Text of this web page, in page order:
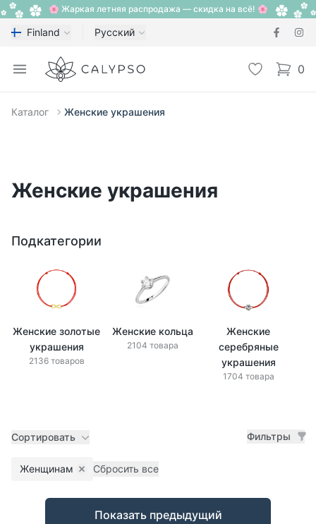
🌸 Жаркая летняя распродажа — скидка на всё! 🌸
Finland Русский
Open menu
Calypso Избранное
0
items
Каталог Женские украшения
Женские украшения
Подкатегории
Женские золотые
украшения
2136 товаров
Женские кольца
2104 товара
Женские
серебряные
украшения
1704 товара
Сортировать Фильтры
Женщинам Remove filter
Сбросить все
Товары
Показать предыдущий